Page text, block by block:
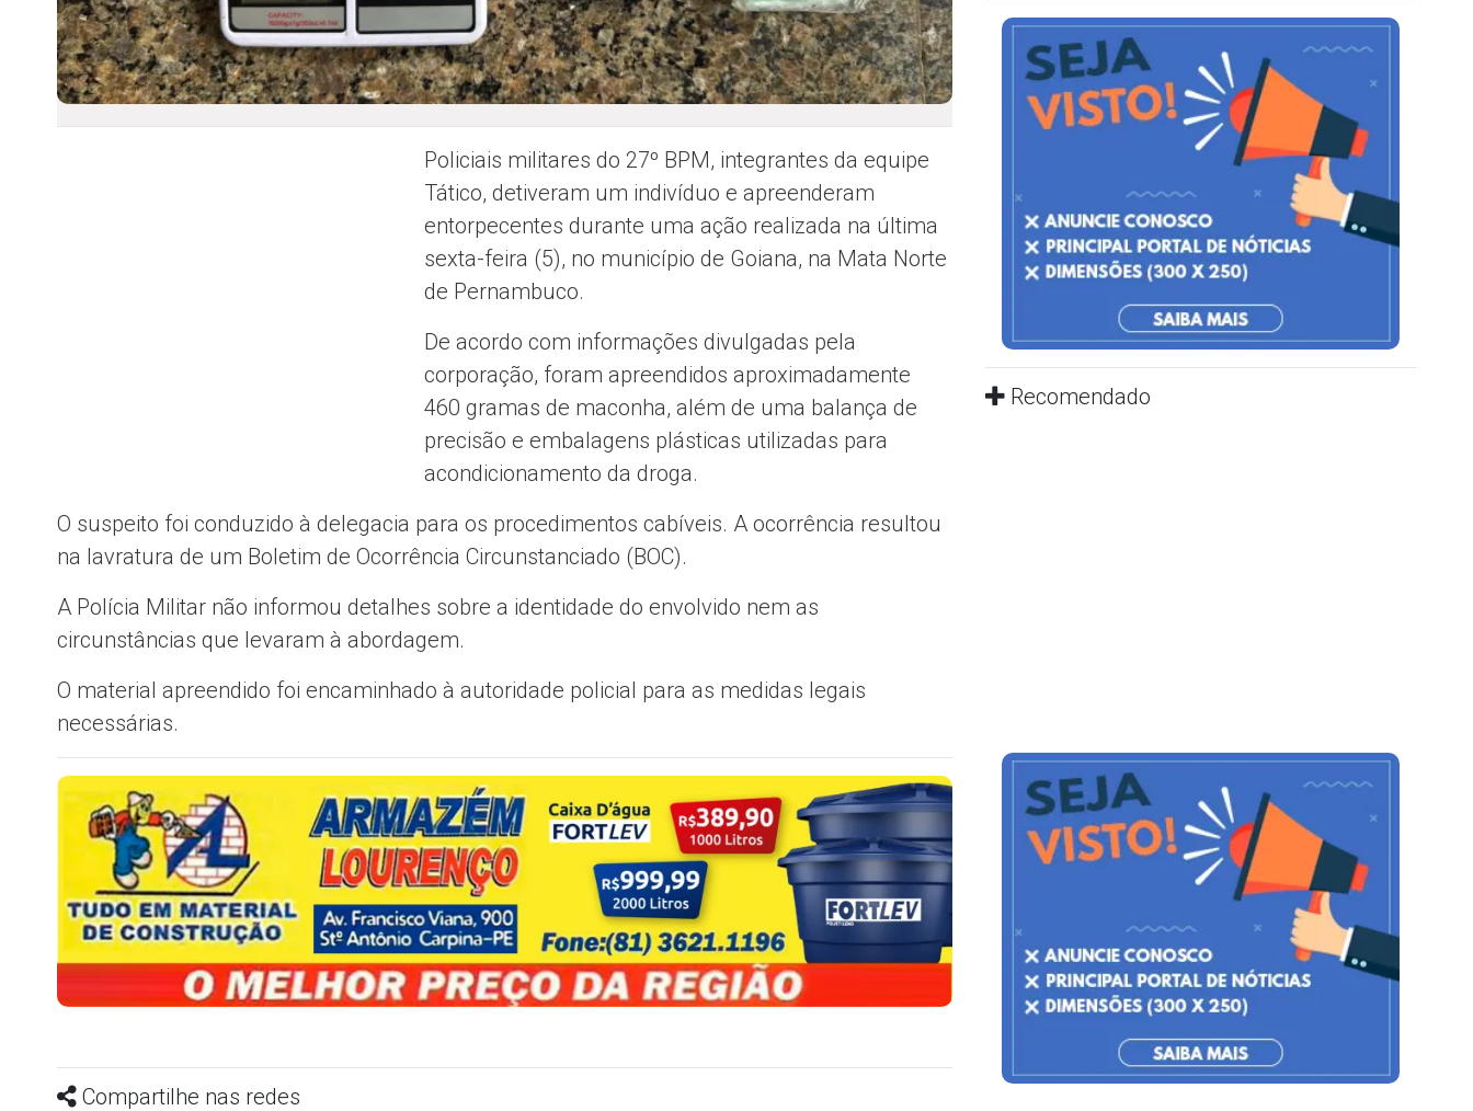
Policiais militares do 27º BPM, integrantes da equipe
Tático, detiveram um indivíduo e apreenderam
entorpecentes durante uma ação realizada na última
sexta-feira (5), no município de Goiana, na Mata Norte
de Pernambuco.
De acordo com informações divulgadas pela
corporação, foram apreendidos aproximadamente
460 gramas de maconha, além de uma balança de
precisão e embalagens plásticas utilizadas para
acondicionamento da droga.
O suspeito foi conduzido à delegacia para os procedimentos cabíveis. A ocorrência resultou
na lavratura de um Boletim de Ocorrência Circunstanciado (BOC).
A Polícia Militar não informou detalhes sobre a identidade do envolvido nem as
circunstâncias que levaram à abordagem.
O material apreendido foi encaminhado à autoridade policial para as medidas legais
necessárias.
Compartilhe nas redes
Recomendado